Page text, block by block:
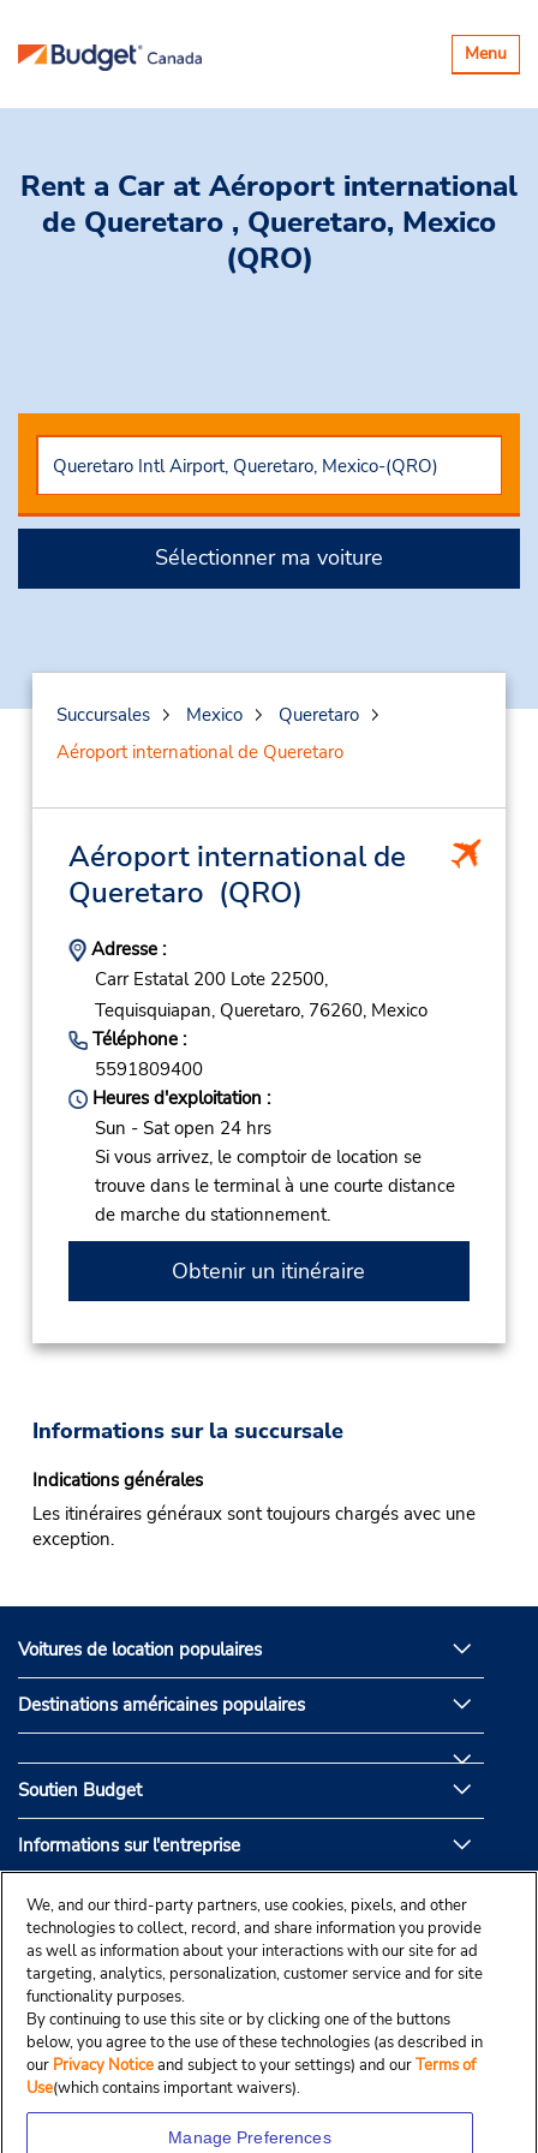
Basculer
la
Menu
Rent a Car at Aéroport international
de Queretaro , Queretaro, Mexico
(QRO)
Sélectionner ma voiture
Succursales Mexico
Queretaro
Aéroport international de Queretaro
Aéroport international de
Queretaro (QRO)
Adresse :
Carr Estatal 200 Lote 22500,
Tequisquiapan, Queretaro, 76260, Mexico
Téléphone :
5591809400
Heures d'exploitation :
Sun - Sat open 24 hrs
Si vous arrivez, le comptoir de location se
trouve dans le terminal à une courte distance
de marche du stationnement.
Obtenir un itinéraire
Informations sur la succursale
Indications générales
Les itinéraires généraux sont toujours chargés avec une
exception.
Voitures de location populaires
Destinations américaines populaires
Soutien Budget
Informations sur l'entreprise
Partenaires de Budget
We, and our third-party partners, use cookies, pixels, and other
technologies to collect, record, and share information you provide
as well as information about your interactions with our site for ad
targeting, analytics, personalization, customer service and for site
functionality purposes.
By continuing to use this site or by clicking one of the buttons
below, you agree to the use of these technologies (as described in
our Privacy Noticeand subject to your settings) and ourTerms of
Use(which contains important waivers).
Manage Preferences